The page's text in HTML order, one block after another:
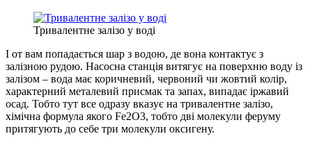
Тривалентне залізо у воді
І от вам попадається шар з водою, де вона контактує з
залізною рудою. Насосна станція витягує на поверхню воду із
залізом – вода має коричневий, червоний чи жовтий колір,
характерний металевий присмак та запах, випадає іржавий
осад. Тобто тут все одразу вказує на тривалентне залізо,
хімічна формула якого Fe2O3, тобто дві молекули феруму
притягують до себе три молекули оксигену.